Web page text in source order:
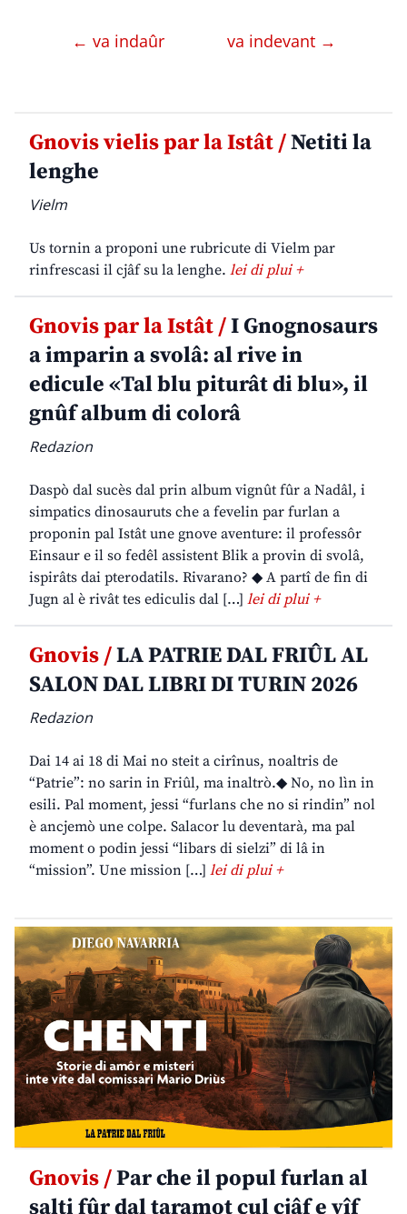
← va indaûr va indevant →
Gnovis vielis par la Istât /Netiti la
lenghe
Vielm
Us tornin a proponi une rubricute di Vielm par
rinfrescasi il cjâf su la lenghe. lei di plui +
Gnovis par la Istât /I Gnognosaurs
a imparin a svolâ: al rive in
edicule «Tal blu piturât di blu», il
gnûf album di colorâ
Redazion
Daspò dal sucès dal prin album vignût fûr a Nadâl, i
simpatics dinosauruts che a fevelin par furlan a
proponin pal Istât une gnove aventure: il professôr
Einsaur e il so fedêl assistent Blik a provin di svolâ,
ispirâts dai pterodatils. Rivarano? ◆ A partî de fin di
Jugn al è rivât tes ediculis dal […] lei di plui +
Gnovis /LA PATRIE DAL FRIÛL AL
SALON DAL LIBRI DI TURIN 2026
Redazion
Dai 14 ai 18 di Mai no steit a cirînus, noaltris de
“Patrie”: no sarin in Friûl, ma inaltrò.◆ No, no lìn in
esili. Pal moment, jessi “furlans che no si rindin” nol
è ancjemò une colpe. Salacor lu deventarà, ma pal
moment o podin jessi “libars di sielzi” di lâ in
“mission”. Une mission […] lei di plui +
Gnovis /Par che il popul furlan al
salti fûr dal taramot cul cjâf e vîf